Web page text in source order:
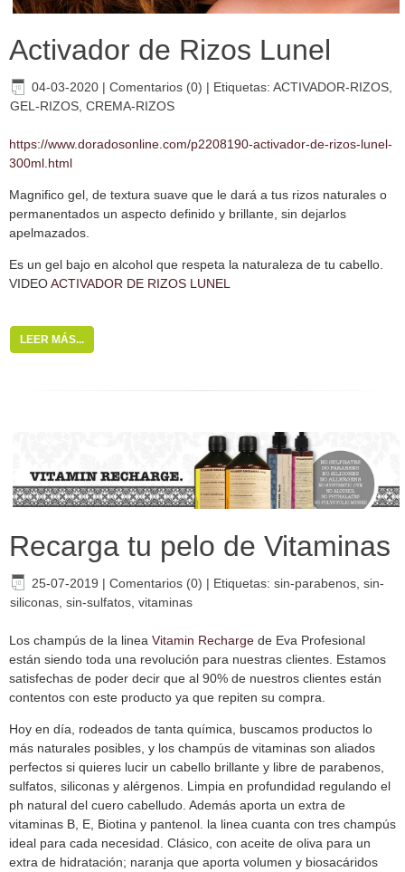
Activador de Rizos Lunel
04-03-2020 | Comentarios (0) | Etiquetas: ACTIVADOR-RIZOS,
GEL-RIZOS, CREMA-RIZOS
https://www.doradosonline.com/p2208190-activador-de-rizos-lunel-
300ml.html
Magnifico gel, de textura suave que le dará a tus rizos naturales o
permanentados un aspecto definido y brillante, sin dejarlos
apelmazados.
Es un gel bajo en alcohol que respeta la naturaleza de tu cabello.
VIDEOACTIVADOR DE RIZOS LUNEL
LEER MÁS...
Recarga tu pelo de Vitaminas
25-07-2019 | Comentarios (0) | Etiquetas: sin-parabenos sin-
siliconas sin-sulfatos vitaminas
Los champús de la linea Vitamin Recharge de Eva Profesional
están siendo toda una revolución para nuestras clientes. Estamos
satisfechas de poder decir que al 90% de nuestros clientes están
contentos con este producto ya que repiten su compra.
Hoy en día, rodeados de tanta química, buscamos productos lo
más naturales posibles, y los champús de vitaminas son aliados
perfectos si quieres lucir un cabello brillante y libre de parabenos,
sulfatos, siliconas y alérgenos. Limpia en profundidad regulando el
ph natural del cuero cabelludo. Además aporta un extra de
vitaminas B, E, Biotina y pantenol. la linea cuanta con tres champús
ideal para cada necesidad. Clásico, con aceite de oliva para un
extra de hidratación; naranja que aporta volumen y biosacáridos